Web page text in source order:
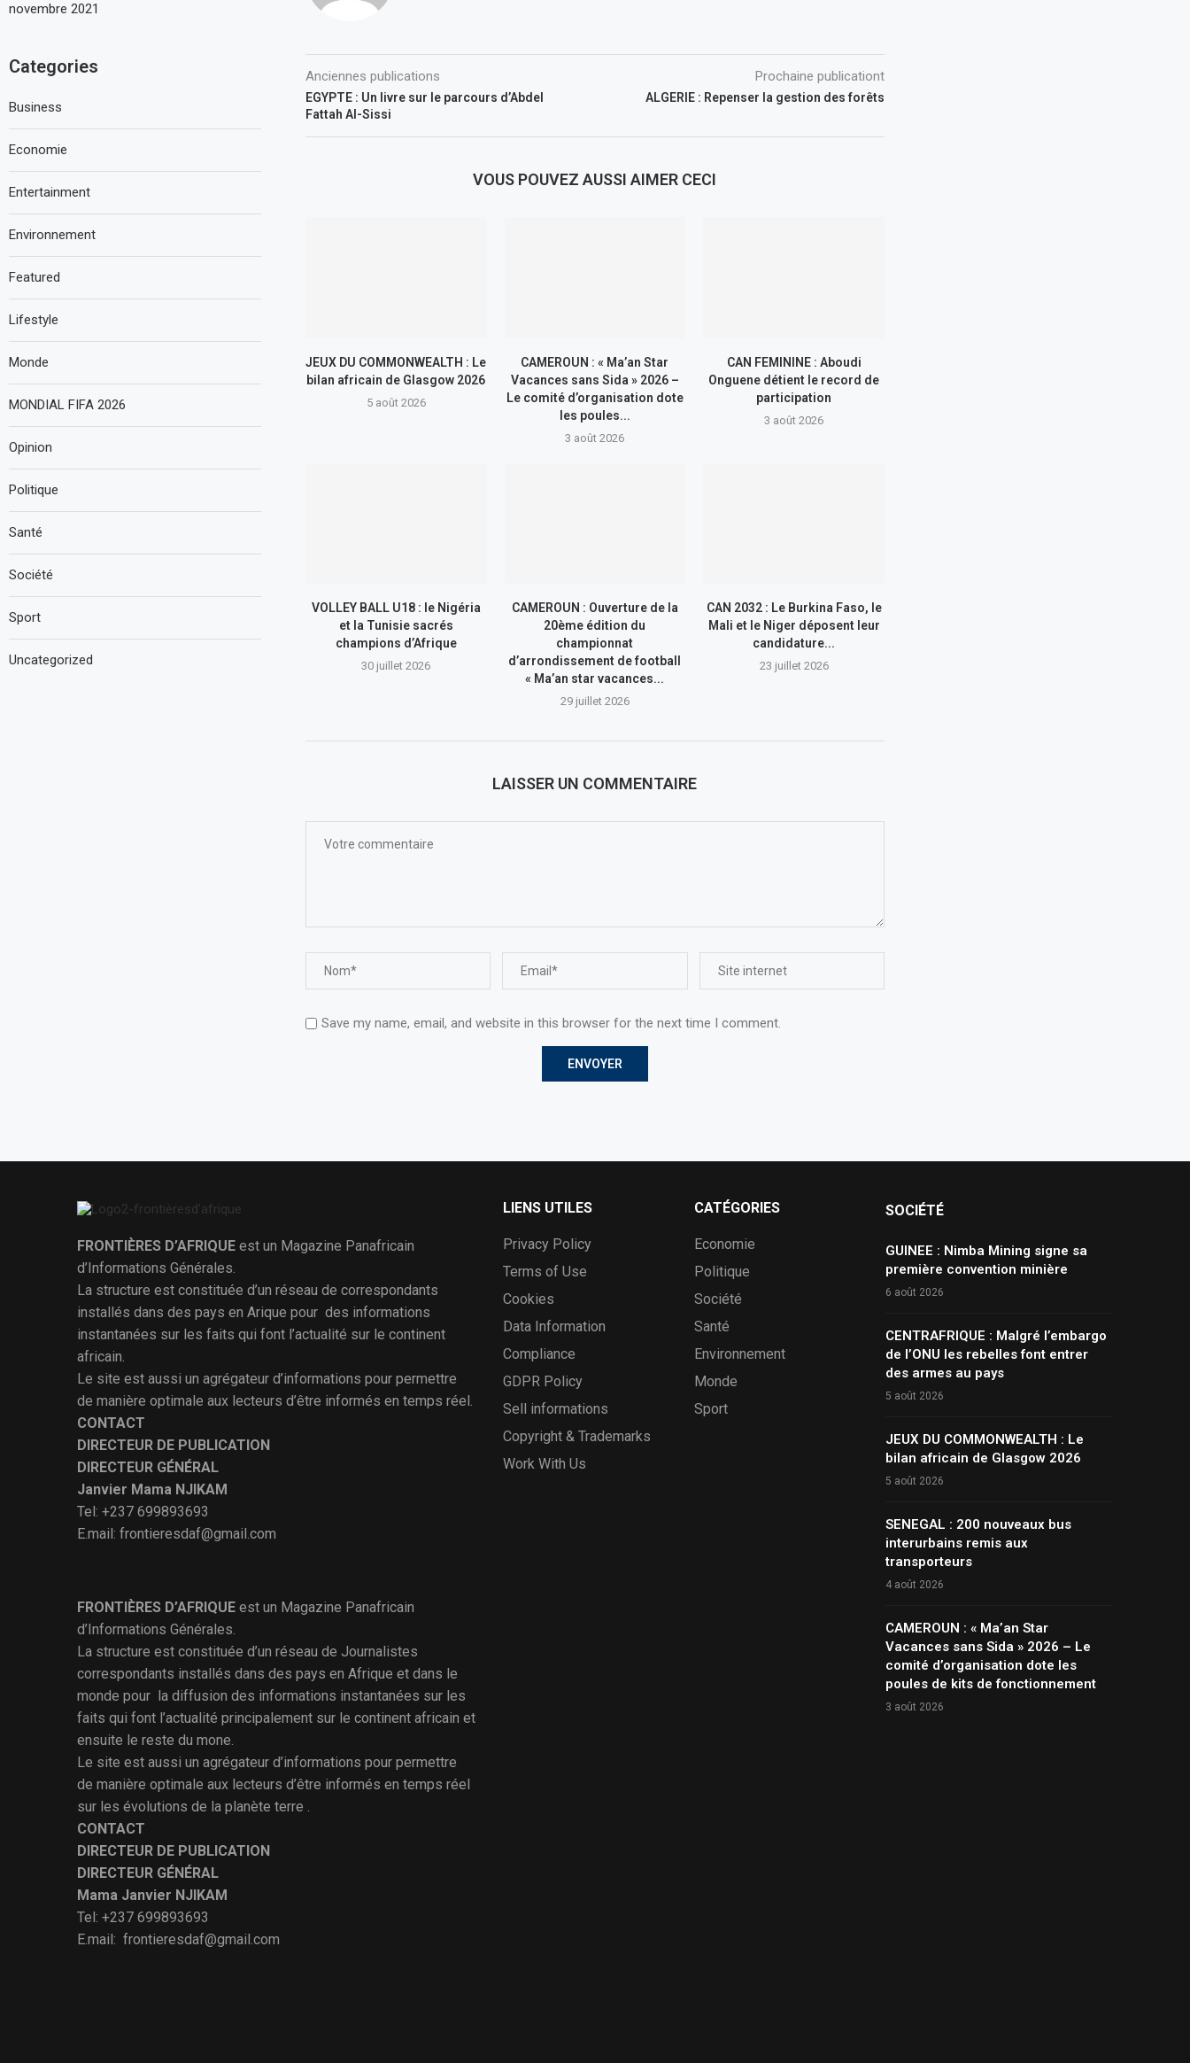
Anciennes publications
EGYPTE : Un livre sur le parcours d’Abdel
Fattah Al-Sissi
Prochaine publicationt
ALGERIE : Repenser la gestion des forêts
VOUS POUVEZ AUSSI AIMER CECI
JEUX DU COMMONWEALTH : Le
bilan africain de Glasgow 2026
5 août 2026
CAMEROUN : « Ma’an Star
Vacances sans Sida » 2026 –
Le comité d’organisation dote
les poules...
3 août 2026
CAN FEMININE : Aboudi
Onguene détient le record de
participation
3 août 2026
VOLLEY BALL U18 : le Nigéria
et la Tunisie sacrés
champions d’Afrique
30 juillet 2026
CAMEROUN : Ouverture de la
20ème édition du
championnat
d’arrondissement de football
« Ma’an star vacances...
29 juillet 2026
CAN 2032 : Le Burkina Faso, le
Mali et le Niger déposent leur
candidature...
23 juillet 2026
LAISSER UN COMMENTAIRE
Save my name, email, and website in this browser for the next time I comment.
novembre 2021
Categories
Business
Economie
Entertainment
Environnement
Featured
Lifestyle
Monde
MONDIAL FIFA 2026
Opinion
Politique
Santé
Société
Sport
Uncategorized
FRONTIÈRES D’AFRIQUE est un Magazine Panafricain
d’Informations Générales.
La structure est constituée d’un réseau de correspondants
installés dans des pays en Arique pour des informations
instantanées sur les faits qui font l’actualité sur le continent
africain.
Le site est aussi un agrégateur d’informations pour permettre
de manière optimale aux lecteurs d’être informés en temps réel.
CONTACT
DIRECTEUR DE PUBLICATION
DIRECTEUR GÉNÉRAL
Janvier Mama NJIKAM
Tel: +237 699893693
E.mail: frontieresdaf@gmail.com
FRONTIÈRES D’AFRIQUE est un Magazine Panafricain
d’Informations Générales.
La structure est constituée d’un réseau de Journalistes
correspondants installés dans des pays en Afrique et dans le
monde pour la diffusion des informations instantanées sur les
faits qui font l’actualité principalement sur le continent africain et
ensuite le reste du mone.
Le site est aussi un agrégateur d’informations pour permettre
de manière optimale aux lecteurs d’être informés en temps réel
sur les évolutions de la planète terre .
CONTACT
DIRECTEUR DE PUBLICATION
DIRECTEUR GÉNÉRAL
Mama Janvier NJIKAM
Tel: +237 699893693
E.mail: frontieresdaf@gmail.com
LIENS UTILES
Privacy Policy
Terms of Use
Cookies
Data Information
Compliance
GDPR Policy
Sell informations
Copyright & Trademarks
Work With Us
CATÉGORIES
Economie
Politique
Société
Santé
Environnement
Monde
Sport
SOCIÉTÉ
GUINEE : Nimba Mining signe sa
première convention minière
6 août 2026
CENTRAFRIQUE : Malgré l’embargo
de l’ONU les rebelles font entrer
des armes au pays
5 août 2026
JEUX DU COMMONWEALTH : Le
bilan africain de Glasgow 2026
5 août 2026
SENEGAL : 200 nouveaux bus
interurbains remis aux
transporteurs
4 août 2026
CAMEROUN : « Ma’an Star
Vacances sans Sida » 2026 – Le
comité d’organisation dote les
poules de kits de fonctionnement
3 août 2026